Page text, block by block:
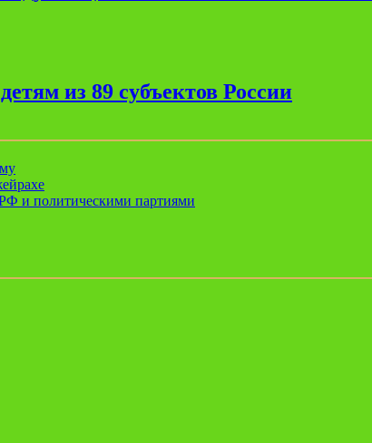
из 89 субъектов России
и политическими партиями